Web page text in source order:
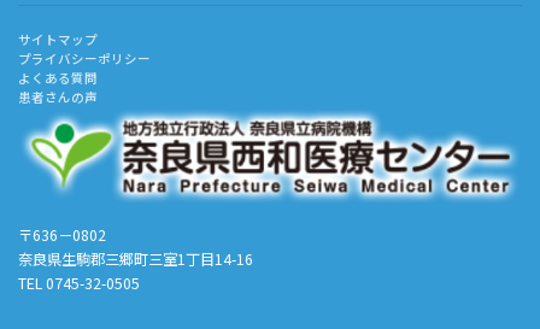
〒636－0802
奈良県生駒郡三郷町三室1丁目14-16
TEL 0745-32-0505
サイトマップ
プライバシーポリシー
よくある質問
患者さんの声